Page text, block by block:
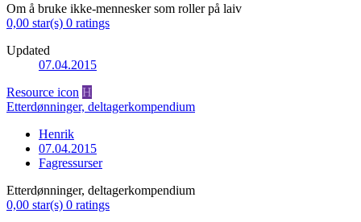
Om å bruke ikke-mennesker som roller på laiv
0,00 star(s) 0 ratings
Updated
07.04.2015
Resource icon H
Etterdønninger, deltagerkompendium
Henrik
07.04.2015
Fagressurser
Etterdønninger, deltagerkompendium
0,00 star(s) 0 ratings